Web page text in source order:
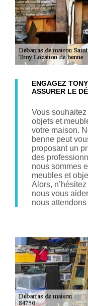
ENGAGEZ
ASSURER LE
Vous
objets et
votre maison.
benne peut
proposant un
des
nous sommes
meubles et
Alors,
nous vous
nous